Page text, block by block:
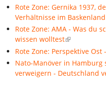
Rote Zone: Gernika 1937,
Verhältnisse im
Rote Zone: AMA - Was du
wissen wolltest
Rote Zone: Perspektive
Nato-Manöver in
verweigern - Deutschland